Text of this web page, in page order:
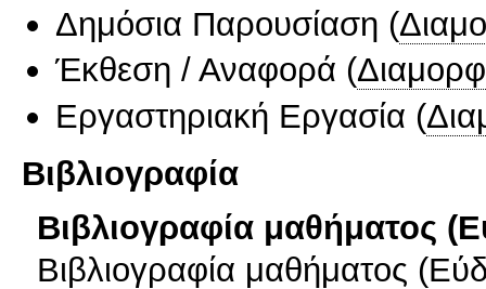
Δημόσια Παρουσίαση (
Έκθεση / Αναφορά (
Εργαστηριακή Εργασία (
Βιβλιογραφία
Βιβλιογραφία μαθήματος
Βιβλιογραφία μαθήματος